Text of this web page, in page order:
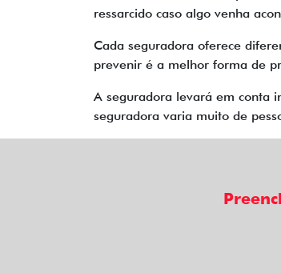
ressarcido caso algo venha
Cada seguradora oferece
prevenir é a melhor forma de
A seguradora levará em conta
seguradora varia muito de